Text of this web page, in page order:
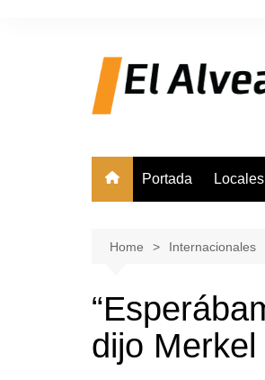
Portada Locales
Home Internacionales
dijo Merkel